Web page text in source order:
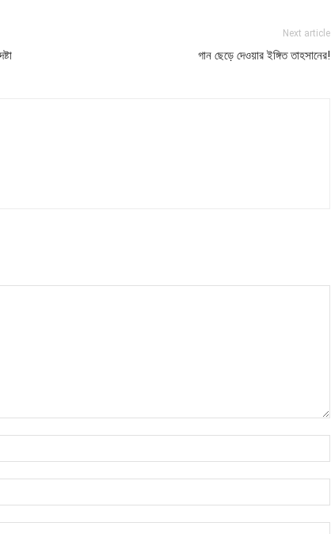
Next article
গান ছেড়ে দেওয়ার ইঙ্গিত তাহসানের!